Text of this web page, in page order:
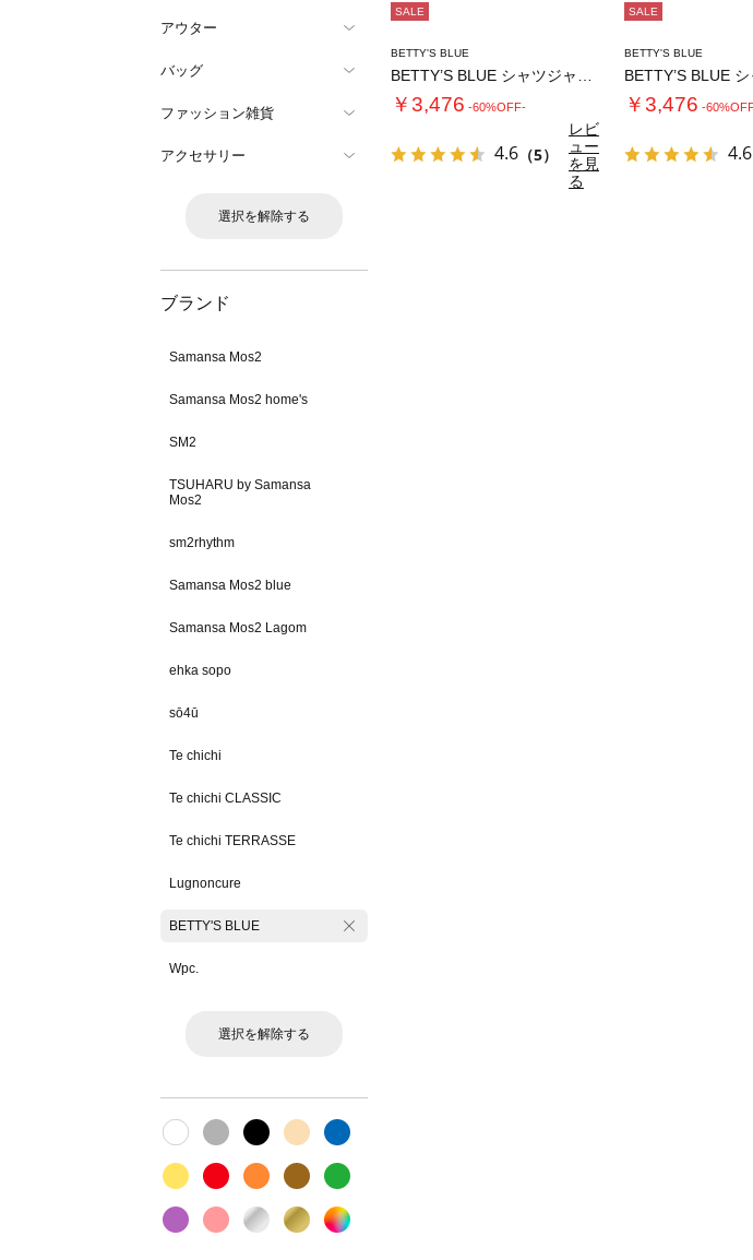
アウター
バッグ
ファッション雑貨
アクセサリー
選択を解除する
ブランド
Samansa Mos2
Samansa Mos2 home's
SM2
TSUHARU by Samansa
Mos2
sm2rhythm
Samansa Mos2 blue
Samansa Mos2 Lagom
ehka sopo
sō4ū
Te chichi
Te chichi CLASSIC
Te chichi TERRASSE
Lugnoncure
BETTY'S BLUE
Wpc.
選択を解除する
SALE
BETTY'S BLUE
￥3,476 -60%OFF-
4.6 （5）
レビ
ュー
を見
る
SALE
BETTY'S BLUE
￥3,476 -
4.6